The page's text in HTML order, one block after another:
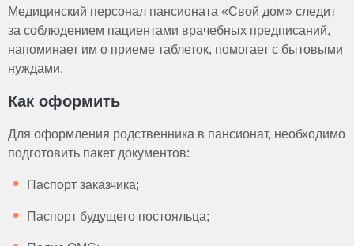
Медицинский персонал пансионата «Свой дом» следит
за соблюдением пациентами врачебных предписаний,
напоминает им о приеме таблеток, помогает с бытовыми
нуждами.
Как оформить
Для оформления родственника в пансионат, необходимо
подготовить пакет документов:
Паспорт заказчика;
Паспорт будущего постояльца;